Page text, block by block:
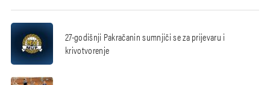
27-godišnji Pakračanin sumnjiči se za prijevaru i
krivotvorenje